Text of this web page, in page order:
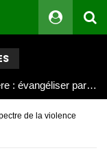
Joy Clerf Derisier, sur les traces de son père : évangéliser par la musique
de la violence